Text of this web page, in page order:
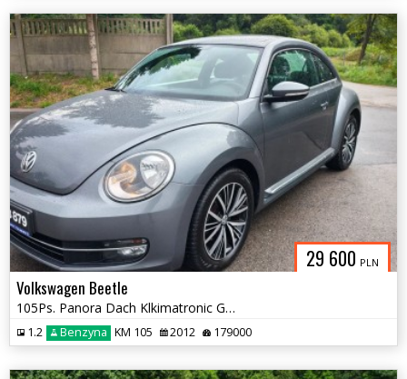
29 600 PLN
Volkswagen Beetle
105Ps. Panora Dach Klkimatronic Grzane Fotele 2012
1.2 Benzyna KM 105 2012 179000